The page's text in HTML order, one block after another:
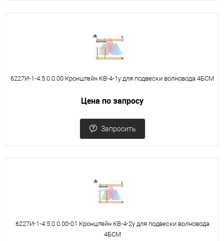
6227И-1-4.5.0.0.00 Кронштейн КВ-4-1у для подвески волновода 4БСМ
Цена по запросу
Запросить
6227И-1-4.5.0.0.00-01 Кронштейн КВ-4-2у для подвески волновода
4БСМ